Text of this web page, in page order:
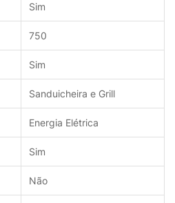
Sim
750
Sim
Sanduicheira e Grill
Energia Elétrica
Sim
Não